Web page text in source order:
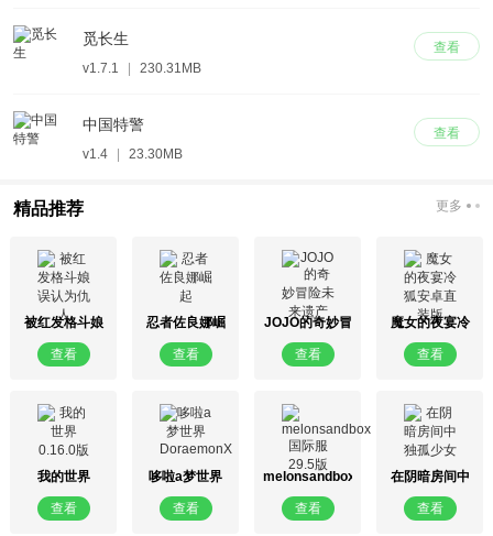
查看
觅长生
v1.7.1 230.31MB
查看
中国特警
v1.4 23.30MB
精品推荐 更多
被红发格斗娘
误认为仇人
查看
忍者佐良娜崛
起
查看
JOJO的奇妙冒
险未来遗产
查看
魔女的夜宴冷
狐安卓直装版
查看
我的世界
0.16.0版
查看
哆啦a梦世界
DoraemonX
查看
melonsandbox
国际服29.5版
查看
在阴暗房间中
独孤少女
查看